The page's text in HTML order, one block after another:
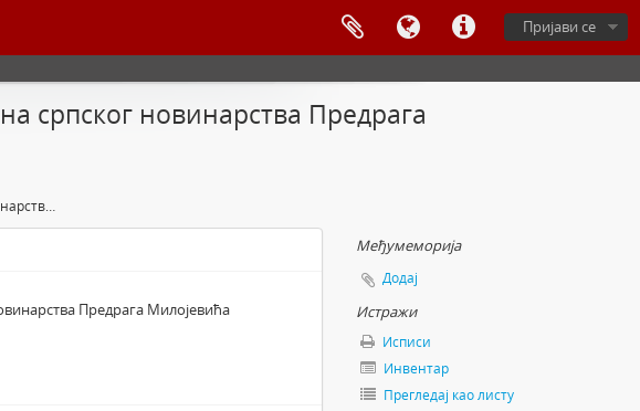
Пријави се
српског новинарства Предрага
Портрет доајена српског новинарства Предрага Милојевића
Предрага Милојевића
Међумеморија
Додај
Истражи
Исписи
Инвентар
Прегледај као листу